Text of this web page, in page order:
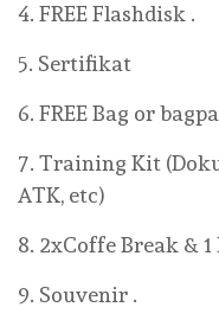
4. FREE Flashdisk .
5. Sertifikat
6. FREE Bag or
7. Training Kit
ATK, etc)
8. 2xCoffe Break &
9. Souvenir .